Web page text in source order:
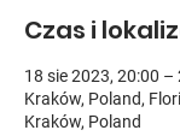
Czas i
18 sie 2023, 20:00 –
Kraków, Poland,
Kraków, Poland